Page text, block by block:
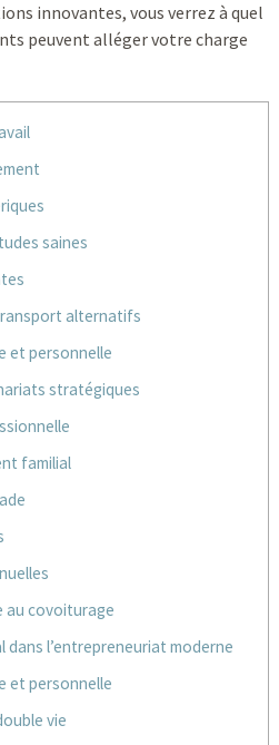
innovantes, vous verrez à quel
peuvent alléger votre charge
saines
alternatifs
et personnelle
stratégiques
familial
au covoiturage
l’entrepreneuriat moderne
et personnelle
vie